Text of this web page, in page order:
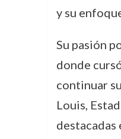
y su
Su pasión
donde
continuar
Louis,
destacadas